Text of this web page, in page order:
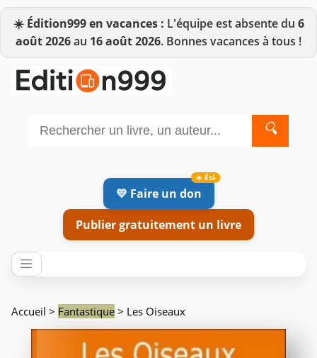
☀️ Édition999 en vacances : L'équipe est absente du 6
août 2026au 16 août 2026. Bonnes vacances à tous !
🔍
💛 Faire un don
Publier gratuitement un livre
Accueil > Fantastique > Les Oiseaux